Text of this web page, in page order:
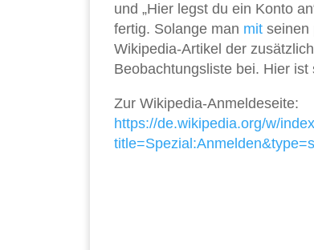
und „Hier legst du ein Konto
fertig. Solange man mit seinen
Wikipedia-Artikel der
Beobachtungsliste bei. Hier
Zur Wikipedia-Anmeldeseite:
https://de.wikipedia.org/w/